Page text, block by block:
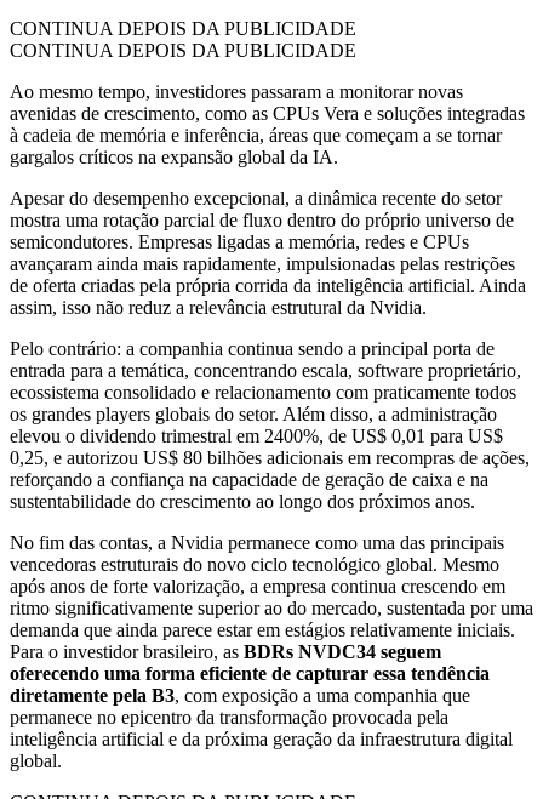
CONTINUA DEPOIS DA PUBLICIDADE
CONTINUA DEPOIS DA PUBLICIDADE
Ao mesmo tempo, investidores passaram a monitorar novas
avenidas de crescimento, como as CPUs Vera e soluções integradas
à cadeia de memória e inferência, áreas que começam a se tornar
gargalos críticos na expansão global da IA.
Apesar do desempenho excepcional, a dinâmica recente do setor
mostra uma rotação parcial de fluxo dentro do próprio universo de
semicondutores. Empresas ligadas a memória, redes e CPUs
avançaram ainda mais rapidamente, impulsionadas pelas restrições
de oferta criadas pela própria corrida da inteligência artificial. Ainda
assim, isso não reduz a relevância estrutural da Nvidia.
Pelo contrário: a companhia continua sendo a principal porta de
entrada para a temática, concentrando escala, software proprietário,
ecossistema consolidado e relacionamento com praticamente todos
os grandes players globais do setor. Além disso, a administração
elevou o dividendo trimestral em 2400%, de US$ 0,01 para US$
0,25, e autorizou US$ 80 bilhões adicionais em recompras de ações,
reforçando a confiança na capacidade de geração de caixa e na
sustentabilidade do crescimento ao longo dos próximos anos.
No fim das contas, a Nvidia permanece como uma das principais
vencedoras estruturais do novo ciclo tecnológico global. Mesmo
após anos de forte valorização, a empresa continua crescendo em
ritmo significativamente superior ao do mercado, sustentada por uma
demanda que ainda parece estar em estágios relativamente iniciais.
Para o investidor brasileiro, as BDRs NVDC34 seguem
oferecendo uma forma eficiente de capturar essa tendência
diretamente pela B3, com exposição a uma companhia que
permanece no epicentro da transformação provocada pela
inteligência artificial e da próxima geração da infraestrutura digital
global.